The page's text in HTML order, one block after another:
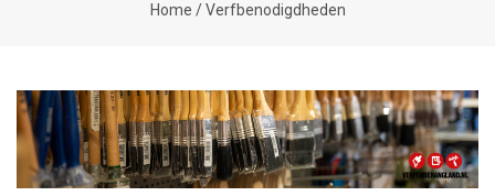
Home /Verfbenodigdheden